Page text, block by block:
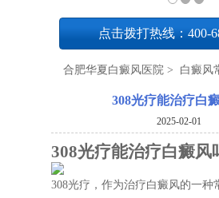
点击拨打热线：400-
合肥华夏白癜风医院 > 白癜风
308光疗能治疗白
2025-02-01
308光疗能治疗白癜风
308光疗，作为治疗白癜风的一种